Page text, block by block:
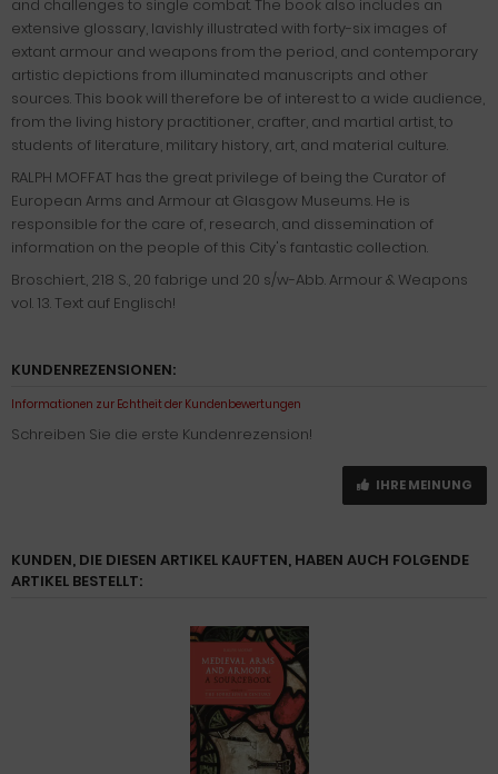
and challenges to single combat. The book also includes an
extensive glossary, lavishly illustrated with forty-six images of
extant armour and weapons from the period, and contemporary
artistic depictions from illuminated manuscripts and other
sources. This book will therefore be of interest to a wide audience,
from the living history practitioner, crafter, and martial artist, to
students of literature, military history, art, and material culture.
RALPH MOFFAT has the great privilege of being the Curator of
European Arms and Armour at Glasgow Museums. He is
responsible for the care of, research, and dissemination of
information on the people of this City's fantastic collection.
Broschiert., 218 S., 20 fabrige und 20 s/w-Abb. Armour & Weapons
vol. 13. Text auf Englisch!
KUNDENREZENSIONEN:
Informationen zur Echtheit der Kundenbewertungen
Schreiben Sie die erste Kundenrezension!
IHRE MEINUNG
KUNDEN, DIE DIESEN ARTIKEL KAUFTEN, HABEN AUCH FOLGENDE
ARTIKEL BESTELLT: